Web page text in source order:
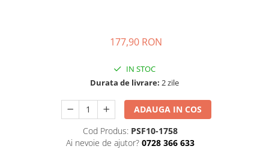
177,90 RON
IN STOC
Durata de livrare: 2 zile
ADAUGA IN COS
Cod Produs: PSF10-1758
Ai nevoie de ajutor? 0728 366 633